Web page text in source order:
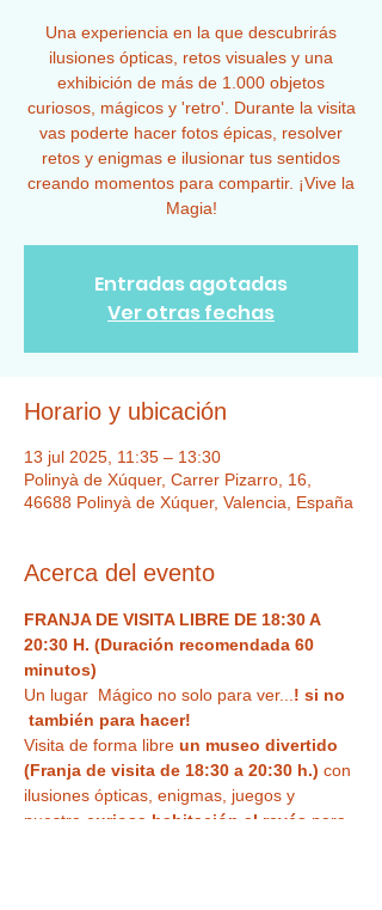
Una experiencia en la que descubrirás
ilusiones ópticas, retos visuales y una
exhibición de más de 1.000 objetos
curiosos, mágicos y 'retro'. Durante la visita
vas poderte hacer fotos épicas, resolver
retos y enigmas e ilusionar tus sentidos
creando momentos para compartir. ¡Vive la
Magia!
Entradas agotadas
Ver otras fechas
Horario y ubicación
13 jul 2025, 11:35 – 13:30
Polinyà de Xúquer, Carrer Pizarro, 16,
46688 Polinyà de Xúquer, Valencia, España
Acerca del evento
FRANJA DE VISITA LIBRE DE 18:30 A
20:30 H. (Duración recomendada 60
minutos)
Un lugar  Mágico no solo para ver... ! si no
también para hacer!
Visita de forma libre un museo divertido
(Franja de visita de 18:30 a 20:30 h.) con
ilusiones ópticas, enigmas, juegos y
nuestra curiosa habitación al revés para